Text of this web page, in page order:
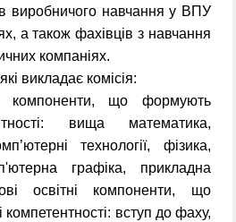
виробничого навчання у ВПУ
а також фахівців з навчання
компаніях.
викладає комісія:
компоненти, що формують
вища математика,
технології, фізика,
графіка, прикладна
освітні компоненти, що
вступ до фаху,